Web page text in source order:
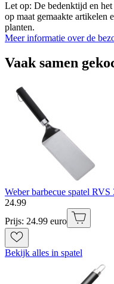
Let op: De bedenktijd en
op maat gemaakte artikelen
planten.
Meer informatie over de
Vaak samen
Weber barbecue spatel
24.99
Prijs: 24.99 euro
Bekijk alles in spatel